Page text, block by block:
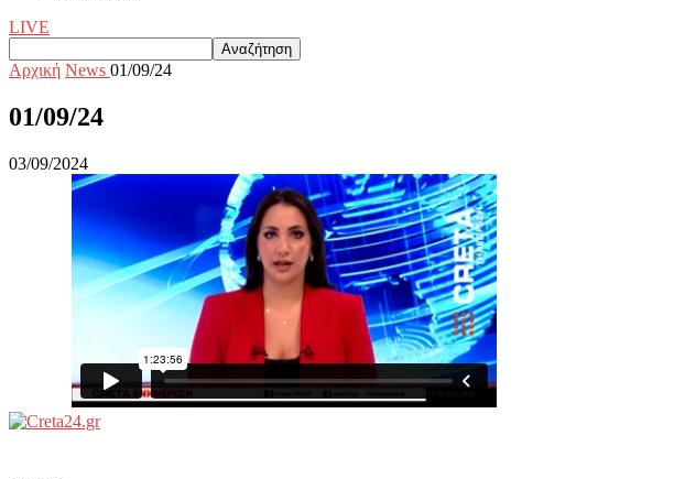
LIVE
Αρχική News 01/09/24
01/09/24
03/09/2024